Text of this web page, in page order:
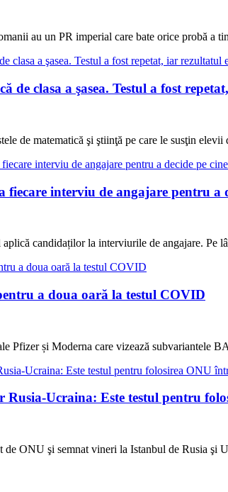
au un PR imperial care bate orice probă a
de clasa a şasea. Testul a fost
de matematică şi ştiinţă pe care le susţin elevii
fiecare interviu de angajare pentru
candidaților la interviurile de angajare. Pe
a doua oară la testul COVID
Pfizer și Moderna care vizează subvariantele
Rusia-Ucraina: Este testul pentru
ONU şi semnat vineri la Istanbul de Rusia şi